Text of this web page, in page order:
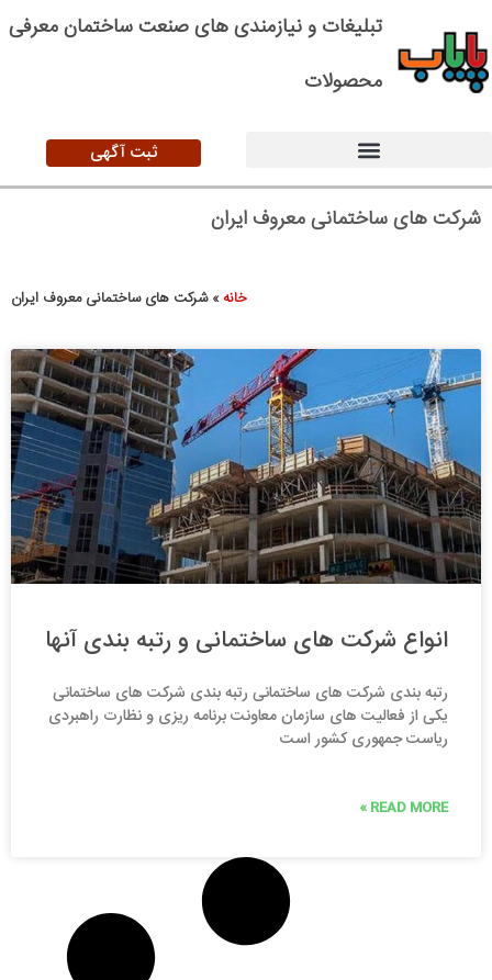
تبلیغات و نیازمندی های صنعت ساختمان معرفی
محصولات
ثبت آگهی
شرکت های ساختمانی معروف ایران
خانه»شرکت های ساختمانی معروف ایران
انواع شرکت های ساختمانی و رتبه بندی آنها
رتبه بندی شرکت های ساختمانی رتبه بندی شرکت های ساختمانی
یکی از فعالیت های سازمان معاونت برنامه ریزی و نظارت راهبردی
ریاست جمهوری کشور است
READ MORE »